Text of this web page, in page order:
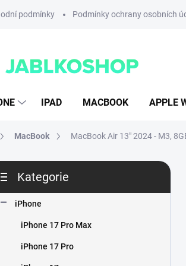
podmínky Podmínky ochrany osobních
IPAD MACBOOK APPLE
MacBook MacBook Air 13" 2024 - M3,
kategorie
Kategorie
iPhone
iPhone 17 Pro Max
iPhone 17 Pro